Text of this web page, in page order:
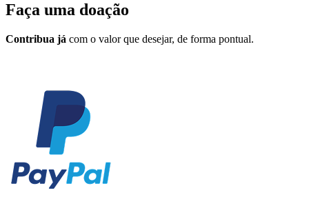
Faça uma doação
Contribua já com o valor que desejar, de forma pontual.